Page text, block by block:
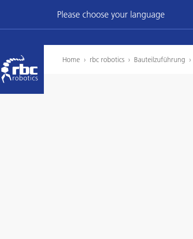
Please choose your language
Home › rbc robotics › Bauteilzuführung ›